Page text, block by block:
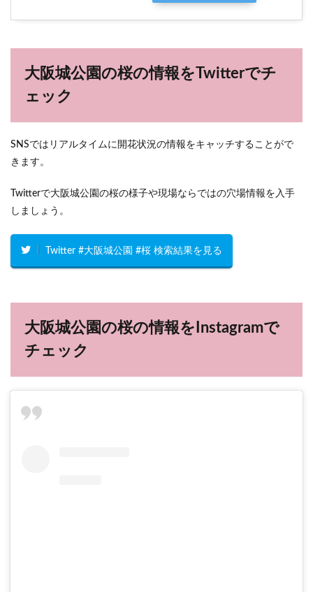
大阪城公園の桜の情報をTwitterでチ
ェック
SNSではリアルタイムに開花状況の情報をキャッチすることがで
きます。
Twitterで大阪城公園の桜の様子や現場ならではの穴場情報を入手
しましょう。
Twitter #大阪城公園 #桜 検索結果を見る
大阪城公園の桜の情報をInstagramで
チェック